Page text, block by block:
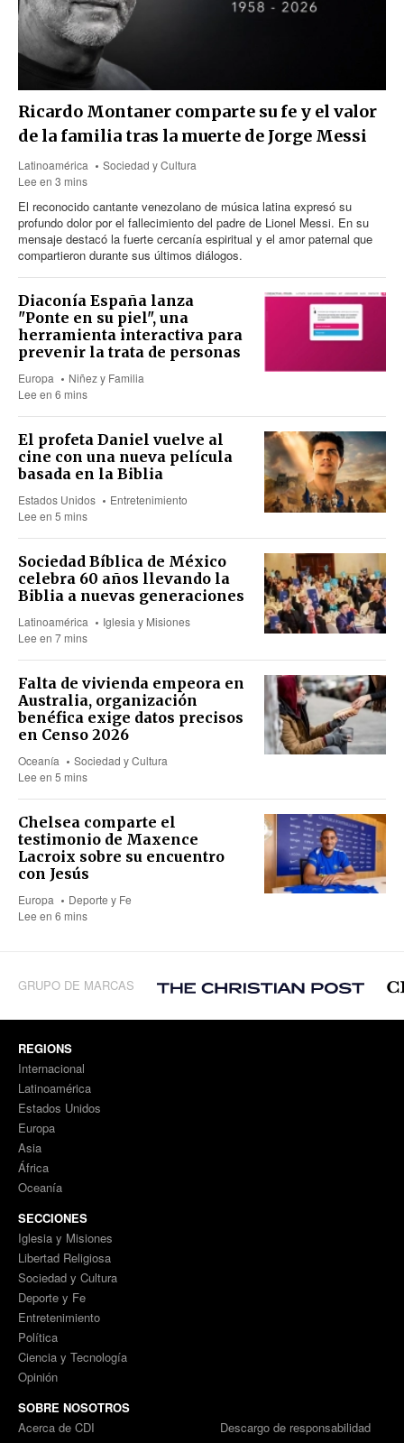
Ricardo Montaner comparte su fe y el valor
de la familia tras la muerte de Jorge Messi
Latinoamérica
Sociedad y Cultura
Lee en 3 mins
El reconocido cantante venezolano de música latina expresó su
profundo dolor por el fallecimiento del padre de Lionel Messi. En su
mensaje destacó la fuerte cercanía espiritual y el amor paternal que
compartieron durante sus últimos diálogos.
Diaconía España lanza
"Ponte en su piel", una
herramienta interactiva para
prevenir la trata de personas
Europa
Niñez y Familia
Lee en 6 mins
El profeta Daniel vuelve al
cine con una nueva película
basada en la Biblia
Estados Unidos
Entretenimiento
Lee en 5 mins
Sociedad Bíblica de México
celebra 60 años llevando la
Biblia a nuevas generaciones
Latinoamérica
Iglesia y Misiones
Lee en 7 mins
Falta de vivienda empeora en
Australia, organización
benéfica exige datos precisos
en Censo 2026
Oceanía
Sociedad y Cultura
Lee en 5 mins
Chelsea comparte el
testimonio de Maxence
Lacroix sobre su encuentro
con Jesús
Europa
Deporte y Fe
Lee en 6 mins
GRUPO DE MARCAS
REGIONS
Internacional
Latinoamérica
Estados Unidos
Europa
Asia
África
Oceanía
SECCIONES
Iglesia y Misiones
Libertad Religiosa
Sociedad y Cultura
Deporte y Fe
Entretenimiento
Política
Ciencia y Tecnología
Opinión
SOBRE NOSOTROS
Acerca de CDI
Descargo de responsabilidad